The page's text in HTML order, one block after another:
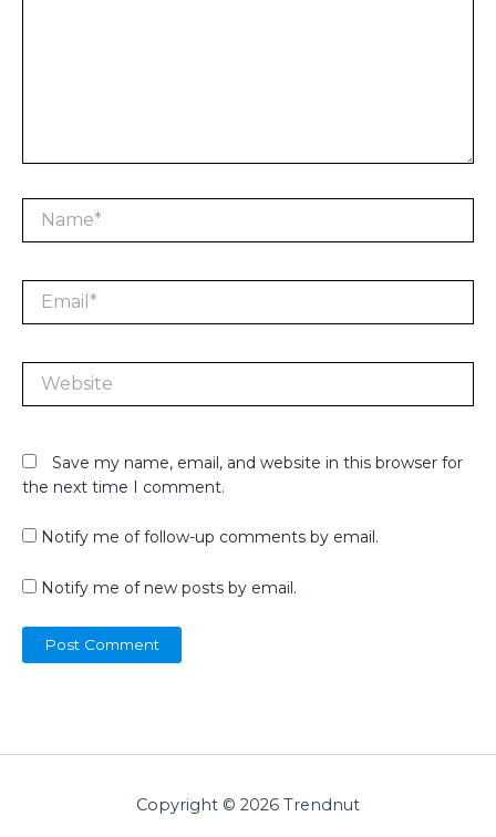
Name*
Email*
Website
Save my name, email, and website in this browser for
the next time I comment.
Notify me of follow-up comments by email.
Notify me of new posts by email.
Copyright © 2026 Trendnut